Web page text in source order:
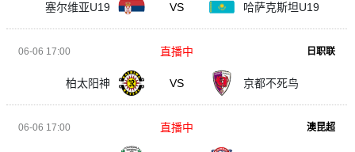
塞尔维亚U19 VS 哈萨克斯坦U19
06-06 17:00 日职联
柏太阳神 VS 京都不死鸟
直播中
06-06 17:00 澳昆超
直播中